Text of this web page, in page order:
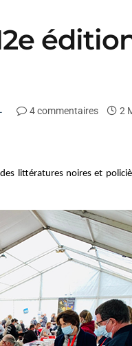
4 commentaires 2
littératures noires et